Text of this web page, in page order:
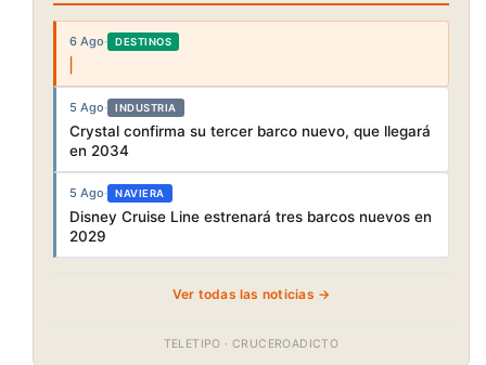
6 Ago· DESTINOS
5 Ago· INDUSTRIA
Crystal confirma su tercer barco nuevo, que llegará
en 2034
5 Ago· NAVIERA
Disney Cruise Line estrenará tres barcos nuevos en
2029
Ver todas las noticias →
TELETIPO · CRUCEROADICTO